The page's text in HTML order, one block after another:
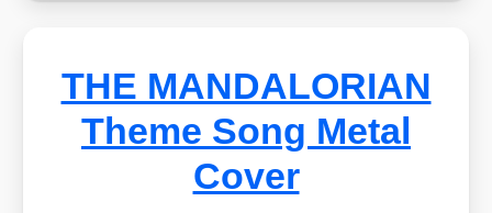
THE MANDALORIAN
Theme Song Metal
Cover